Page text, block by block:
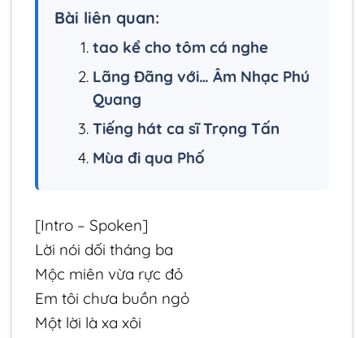
Bài liên quan:
tao kể cho tôm cá nghe
Lãng Đãng với… Âm Nhạc Phú
Quang
Tiếng hát ca sĩ Trọng Tấn
Mùa đi qua Phố
[Intro – Spoken]
Lời nói dối tháng ba
Mộc miên vừa rực đỏ
Em tôi chưa buồn ngỏ
Một lời là xa xôi